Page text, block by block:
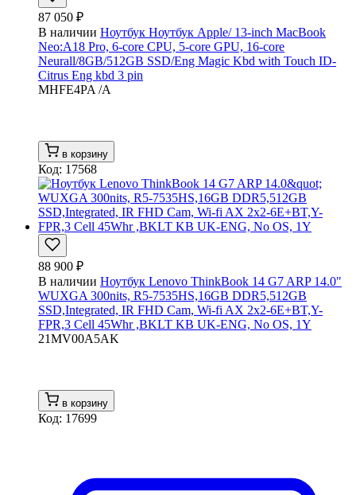
87 050 ₽
В наличии Ноутбук Ноутбук Apple/ 13-inch MacBook
Neo:A18 Pro, 6-core CPU, 5-core GPU, 16-core
Neurall/8GB/512GB SSD/Eng Magic Kbd with Touch ID-
Citrus Eng kbd 3 pin
MHFE4PA /A
в корзину
Код: 17568
88 900 ₽
В наличии Ноутбук Lenovo ThinkBook 14 G7 ARP 14.0"
WUXGA 300nits, R5-7535HS,16GB DDR5,512GB
SSD,Integrated, IR FHD Cam, Wi-fi AX 2x2-6E+BT,Y-
FPR,3 Cell 45Whr ,BKLT KB UK-ENG, No OS, 1Y
21MV00A5AK
в корзину
Код: 17699